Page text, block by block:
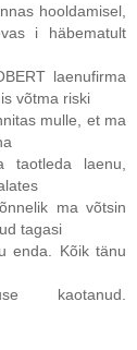
hooldamisel,
i häbematult
laenufirma
võtma riski
mulle, et ma
taotleda laenu,
ma võtsin
tagasi
enda. Kõik tänu
kaotanud.